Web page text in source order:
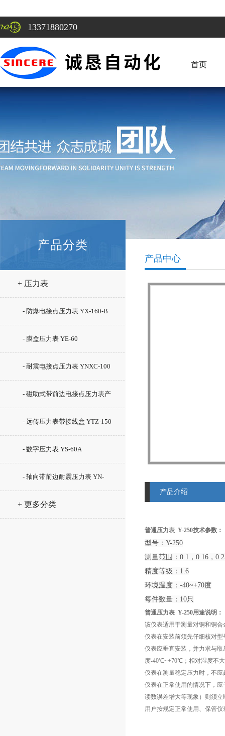
13371880270
首页
产品分类
+ 压力表
- 防爆电接点压力表 YX-160-B
- 膜盒压力表 YE-60
- 耐震电接点压力表 YNXC-100
- 磁助式带前边电接点压力表产
YNXC-100ZT
- 远传压力表带接线盒 YTZ-150
- 数字压力表 YS-60A
- 轴向带前边耐震压力表 YN-
100ZT
+ 更多分类
产品中心
产品介绍
普通压力表 Y-250​技术参数：
型号：Y-250
测量范围：0.1，0.16，
精度等级：1.6
环境温度：-40~+70度
每件数量：10只
普通压力表 Y-250​用途说明：
该仪表适用于测量对铜和铜
仪表在安装前须先仔细核对
仪表应垂直安装，并力求与
度-40℃~+70℃；相对湿度不
仪表在测量稳定压力时，不
仪表在正常使用的情况下，
读数误差增大等现象）则须
用户按规定正常使用、保管